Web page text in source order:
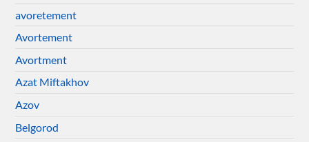
avoretement
Avortement
Avortment
Azat Miftakhov
Azov
Belgorod